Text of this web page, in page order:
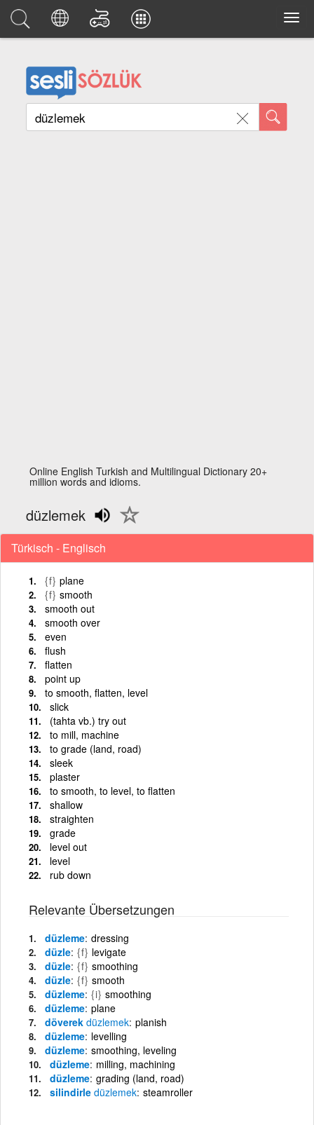
Online English Turkish and Multilingual Dictionary 20+
million words and idioms.
düzlemek
Türkisch - Englisch
{f} plane
{f} smooth
smooth out
smooth over
even
flush
flatten
point up
to smooth, flatten, level
slick
(tahta vb.) try out
to mill, machine
to grade (land, road)
sleek
plaster
to smooth, to level, to flatten
shallow
straighten
grade
level out
level
rub down
Relevante Übersetzungen
düzleme dressing
düzle {f} levigate
düzle {f} smoothing
düzle {f} smooth
düzleme {i} smoothing
düzleme plane
döverek düzlemek planish
düzleme levelling
düzleme smoothing, leveling
düzleme milling, machining
düzleme grading (land, road)
silindirle düzlemek steamroller